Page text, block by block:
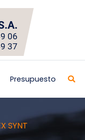
06
37
Presupuesto
SYNT